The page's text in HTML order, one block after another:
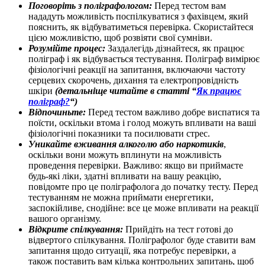
Поговоріть з поліграфологом: Перед тестом вам
нададуть можливість поспілкуватися з фахівцем, який
пояснить, як відбуватиметься перевірка. Скористайтеся
цією можливістю, щоб розвіяти свої сумніви.
Розумійте процес: Заздалегідь дізнайтеся, як працює
поліграф і як відбувається тестування. Поліграф вимірює
фізіологічні реакції на запитання, включаючи частоту
серцевих скорочень, дихання та електропровідність
шкіри (детальніще читайте в статті “Як працює
поліграф?“)
Відпочиньте: Перед тестом важливо добре виспатися та
поїсти, оскільки втома і голод можуть впливати на ваші
фізіологічні показники та посилювати стрес.
Уникайте вживання алкоголю або наркотиків,
оскільки вони можуть вплинути на можливість
проведення перевірки. Важливо: якщо ви приймаєте
будь-які ліки, здатні впливати на вашу реакцію,
повідомте про це поліграфолога до початку тесту. Перед
тестуванням не можна приймати енергетики,
заспокійливе, снодійне: все це може впливати на реакції
вашого організму.
Відкрите спілкування: Прийдіть на тест готові до
відвертого спілкування. Поліграфолог буде ставити вам
запитання щодо ситуації, яка потребує перевірки, а
також поставить вам кілька контрольних запитань, щоб